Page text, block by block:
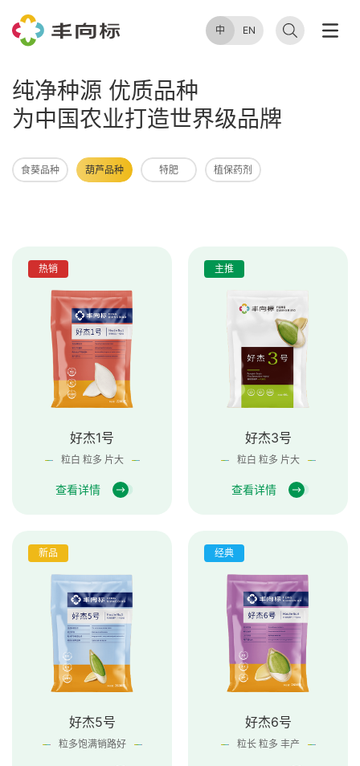
中 EN
纯净种源 优质品种
为中国农业打造世界级品牌
食葵品种 葫芦品种 特肥 植保药剂
热销
好杰1号
粒白 粒多 片大
查看详情
主推
好杰3号
粒白 粒多 片大
查看详情
新品
好杰5号
粒多饱满销路好
经典
好杰6号
粒长 粒多 丰产